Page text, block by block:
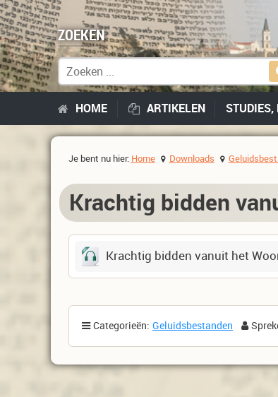
ZOEKEN
Zoek naar:
HOME ARTIKELEN STUDIES,
Je bent nu hier: Home Downloads
Krachtig bidden
Krachtig bidden vanuit het
Categorieën: Geluidsbestanden